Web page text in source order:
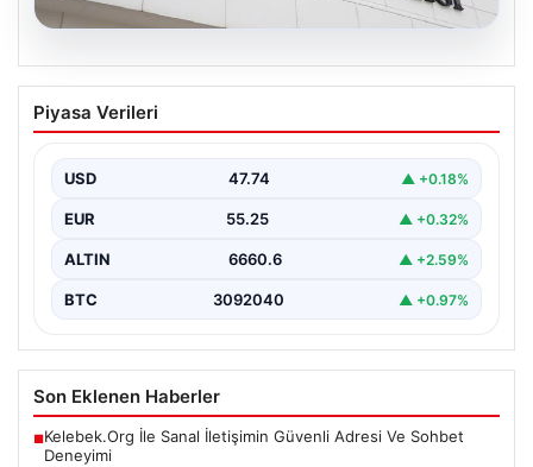
07.08.2026
Mekke Ortak Savunma Anlaşması.
DMM’den anlaşmaya yönelik iddialara
Piyasa Verileri
USD 47.74 ▲ +0.18%
EUR 55.25 ▲ +0.32%
ALTIN 6660.6 ▲ +2.59%
BTC 3092040 ▲ +0.97%
Son Eklenen Haberler
■Kelebek.Org İle Sanal İletişimin Güvenli Adresi Ve Sohbet
Deneyimi